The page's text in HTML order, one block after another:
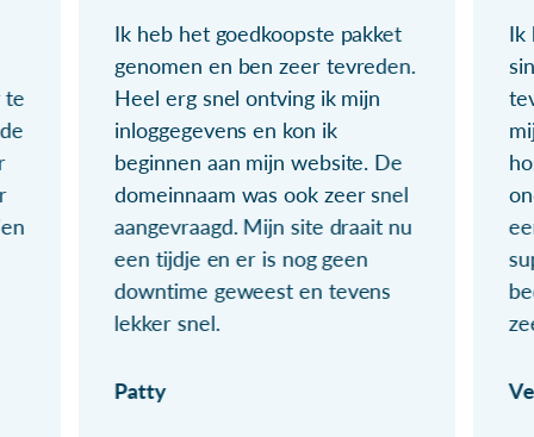
te
Ik heb het goedkoopste pakket
genomen en ben zeer tevreden.
Heel erg snel ontving ik mijn
inloggegevens en kon ik
beginnen aan mijn website. De
domeinnaam was ook zeer snel
aangevraagd. Mijn site draait nu
een tijdje en er is nog geen
downtime geweest en tevens
lekker snel.
Patty
Ik